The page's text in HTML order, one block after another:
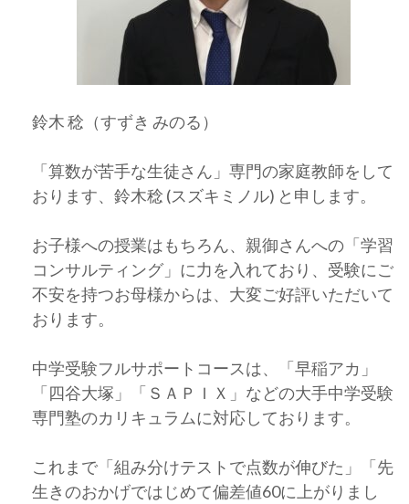
鈴木 稔（すずき みのる）
「算数が苦手な生徒さん」専門の家庭教師をして
おります、鈴木稔 (スズキミノル) と申します。
お子様への授業はもちろん、親御さんへの「学習
コンサルティング」に力を入れており、受験にご
不安を持つお母様からは、大変ご好評いただいて
おります。
中学受験フルサポートコースは、「早稲アカ」
「四谷大塚」「ＳＡＰＩＸ」などの大手中学受験
専門塾のカリキュラムに対応しております。
これまで「組み分けテストで点数が伸びた」「先
生きのおかげではじめて偏差値60に上がりまし